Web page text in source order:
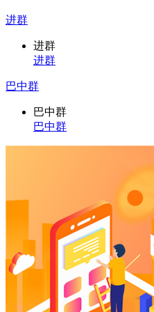
进群
进群
进群
巴中群
巴中群
巴中群